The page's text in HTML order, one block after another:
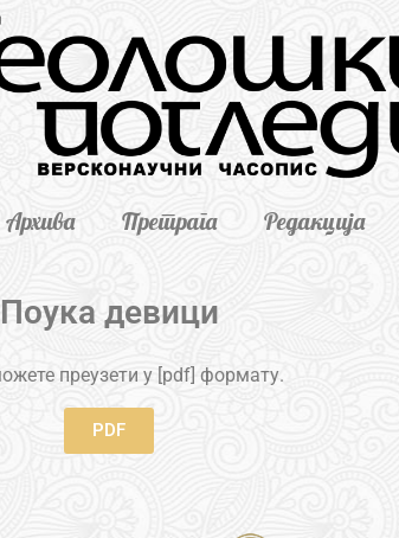
Архива Претрага Редакција
Поука девици
преузети у [pdf] формату.
PDF